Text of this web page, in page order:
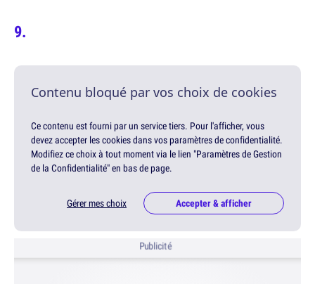
Contenu bloqué par vos choix de cookies
Ce contenu est fourni par un service tiers. Pour l'afficher, vous
devez accepter les cookies dans vos paramètres de confidentialité.
Modifiez ce choix à tout moment via le lien "Paramètres de Gestion
de la Confidentialité" en bas de page.
Gérer mes choix Accepter & afficher
Publicité